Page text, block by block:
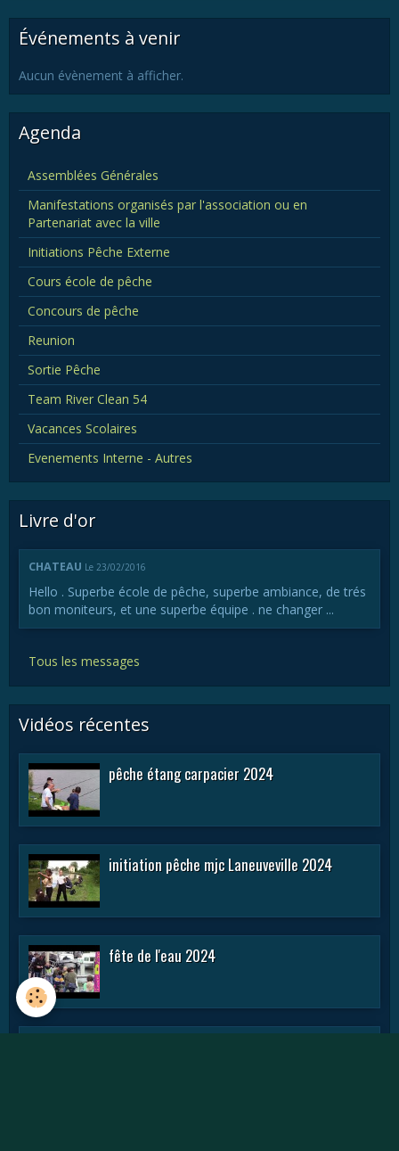
Événements à venir
Aucun évènement à afficher.
Agenda
Assemblées Générales
Manifestations organisés par l'association ou en
Partenariat avec la ville
Initiations Pêche Externe
Cours école de pêche
Concours de pêche
Reunion
Sortie Pêche
Team River Clean 54
Vacances Scolaires
Evenements Interne - Autres
Livre d'or
CHATEAU Le 23/02/2016
Hello . Superbe école de pêche, superbe ambiance, de trés
bon moniteurs, et une superbe équipe . ne changer ...
Tous les messages
Vidéos récentes
pêche étang carpacier 2024
initiation pêche mjc Laneuveville 2024
fête de l'eau 2024